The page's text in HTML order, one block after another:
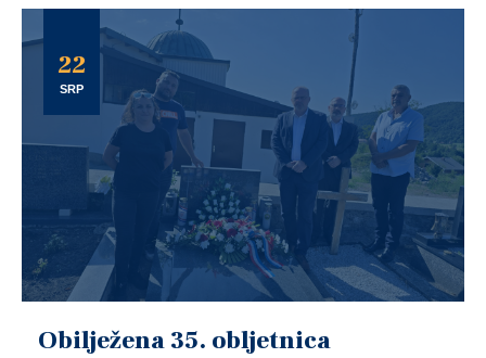
22
SRP
Obilježena 35. obljetnica